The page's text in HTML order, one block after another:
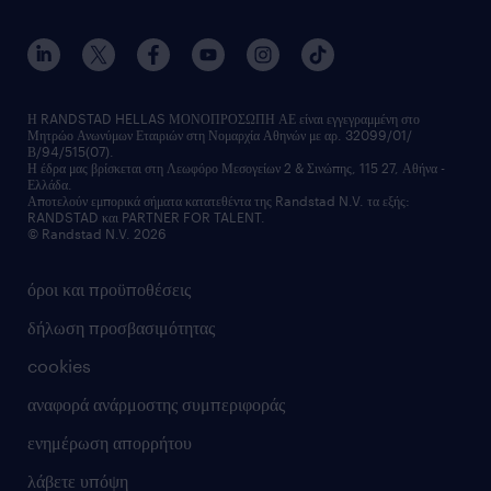
εκπαίδευση εργαζομένων
υπηρεσίες inhouse
υπηρεσίες redeployment
workforce insights
επικοινώνησε μαζί μας
τα γραφεία μας
δελτία τύπου
οικονομικά στοιχεία
επικοινώνησε μαζί μας
όροι και προϋποθέσεις
δήλωση προσβασιμότητας
cookies
αναφορά ανάρμοστης συμπεριφοράς
ενημέρωση απορρήτου
λάβετε υπόψη
Η RANDSTAD HELLAS ΜΟΝΟΠΡΟΣΩΠΗ ΑΕ είναι εγγεγραμμένη στο
Μητρώο Ανωνύμων Εταιριών στη Νομαρχία Αθηνών με αρ. 32099/01/
Β/94/515(07).
Η έδρα μας βρίσκεται στη Λεωφόρο Μεσογείων 2 & Σινώπης, 115 27, Αθήνα -
Ελλάδα.
Αποτελούν εμπορικά σήματα κατατεθέντα της Randstad N.V. τα εξής:
RANDSTAD και PARTNER FOR TALENT.
© Randstad N.V. 2026